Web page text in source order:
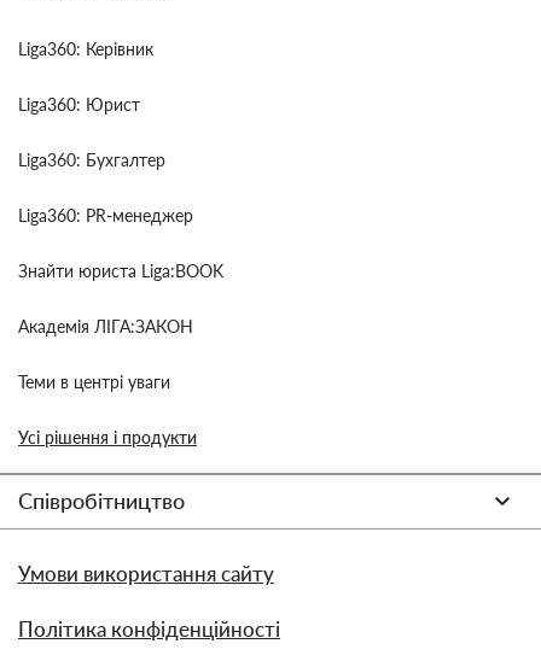
Liga360: Керівник
Liga360: Юрист
Liga360: Бухгалтер
Liga360: PR-менеджер
Знайти юриста Liga:BOOK
Академія ЛІГА:ЗАКОН
Теми в центрі уваги
Усі рішення і продукти
Співробітництво
Умови використання сайту
Політика конфіденційності